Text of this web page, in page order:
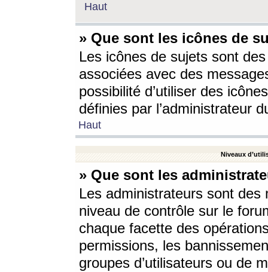
Haut
» Que sont les icônes de
Les icônes de sujets sont
associées avec des
possibilité d’utiliser des
définies par l’administrateur
Haut
Niveaux
» Que sont les
Les administrateurs sont
niveau de contrôle sur le
chaque facette des
permissions, les
groupes d’utilisateurs ou de